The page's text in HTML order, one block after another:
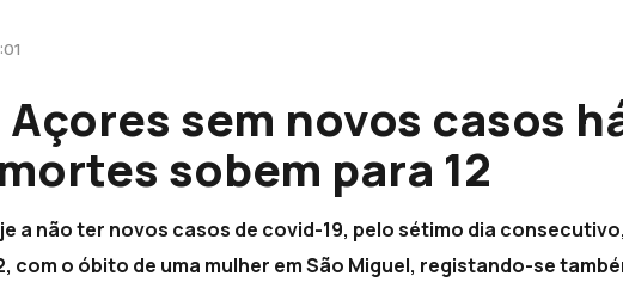
sem novos casos
sobem para 12
a não ter novos casos de covid-19, pelo sétimo dia
com o óbito de uma mulher em São Miguel, registando-se